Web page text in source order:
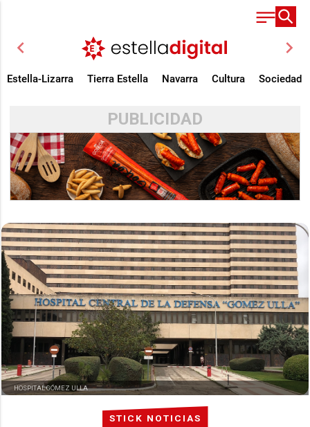
chevron_left chevron_right
Estella-Lizarra Tierra Estella Navarra Cultura Sociedad
PUBLICIDAD
STICK NOTICIAS
HOSPITAL GÓMEZ ULLA